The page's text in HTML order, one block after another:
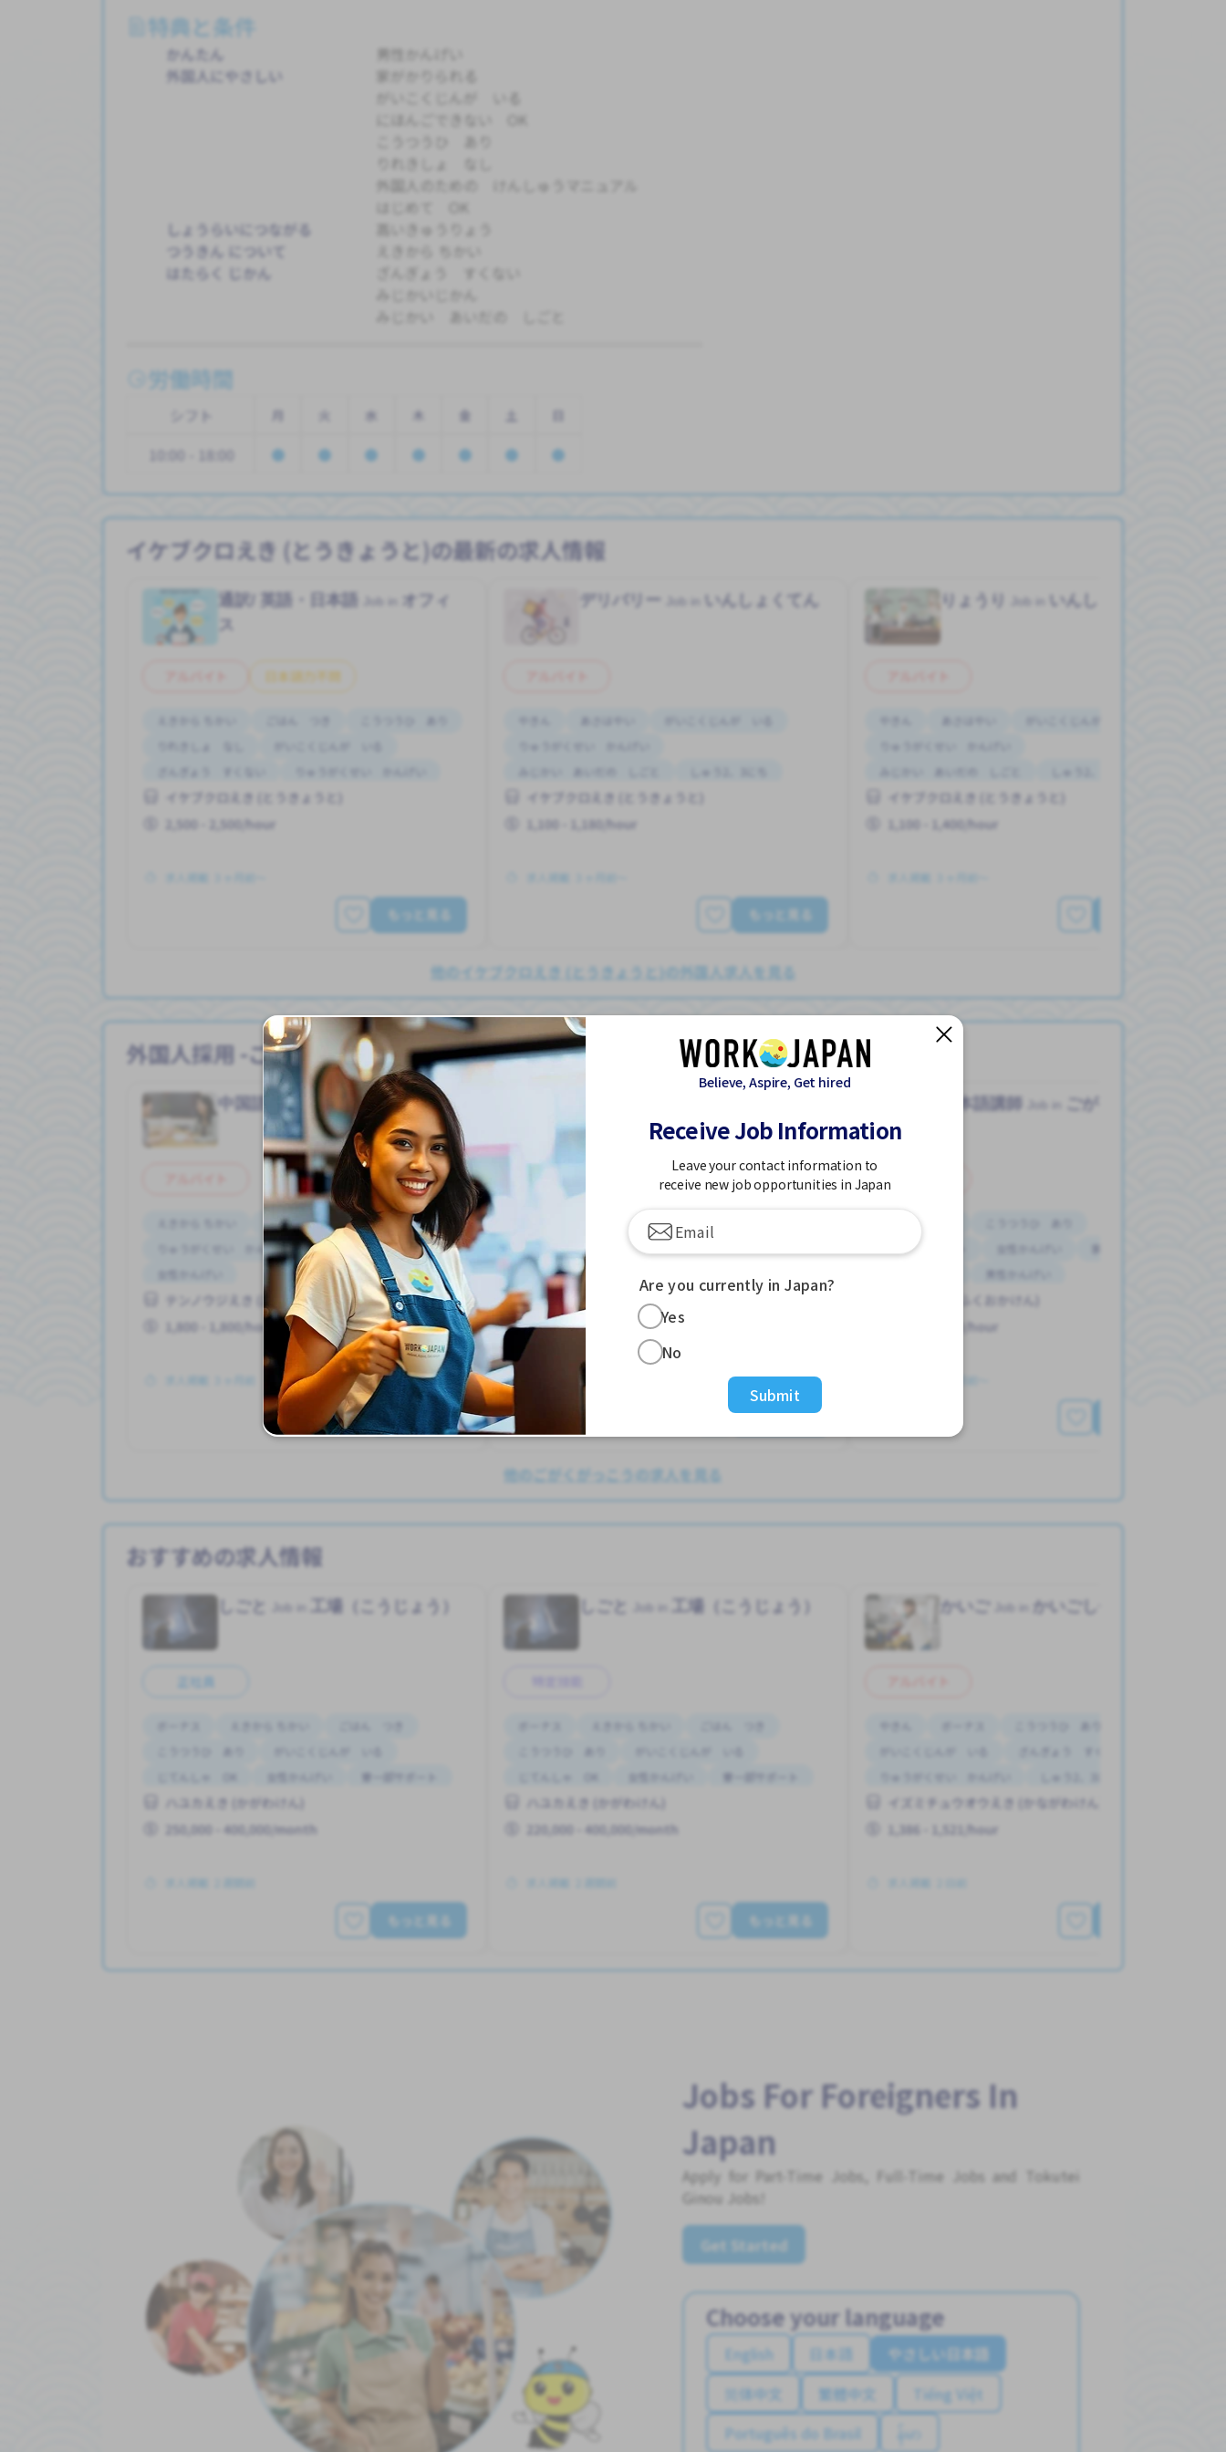
特典と条件
かんたん
男性かんげい
外国人にやさしい
家がかりられる
にほんごできない OK
こうつうひ あり
りれきしょ なし
外国人のための けんしゅうマニュアル
はじめて OK
しょうらいにつながる
高いきゅうりょう
つうきん について
はたらく じかん
ざんぎょう すくない
みじかい あいだの しごと
労働時間
シフト 水 木 金 土
10:00 - 18:00
イケブクロえき (とうきょうと)の最新の求人情報
通訳/ 英語・日本語
オフィ
ス
日本語力不問
こうつうひ あり
りゅうがくせい かんげい
みじかい あいだの しごと
イケブクロえき (とうきょうと)
2,500 - 2,500/hour
求人掲載 ３ヶ月前〜
もっと見る
デリバリー いんしょくてん
あさはやい
りゅうがくせい かんげい
みじかい あいだの しごと
しゅう2、3にち
はじめて OK
イケブクロえき (とうきょうと)
1,100 - 1,180/hour
求人掲載 ３ヶ月前〜
もっと見る
りょうり いんしょくてん
あさはやい
りゅうがくせい かんげい
みじかい あいだの しごと
しゅう2、3にち
はじめて OK
イケブクロえき (とうきょうと)
1,100 - 1,400/hour
求人掲載 ３ヶ月前〜
他のイケブクロえき (とうきょうと)の外国人求人を見る
外国人採用 -ごがくがっこうの求人
中国語講師 Job in ごがくがっこう
しゃいんに なれる
りゅうがくせい かんげい
はじめて OK
テンノウジえき (おおさかふ)
1,800 - 1,800/hour
求人掲載 ３ヶ月前
もっと見る
アルバイト
がいこくじんが いる
しゅう2、3にち
女性かんげい
男性かんげい
ハカタえき (ふくおかけん)
1,600 - 1,600/hour
求人掲載 ３ヶ月前〜
もっと見る
日本語講師 ごがくがっこう
アルバイト
みじかいじかん
こうつうひ あり
ひっこしサポート
家がかりられる
男性かんげい
ハカタえき (ふくおかけん)
1,600 - 1,600/hour
他のごがくがっこうの求人を見る
おすすめの求人情報
しごと 工場（こうじょう）
正社員
こうつうひ あり
じてんしゃ OK
寮一部サポート
ハユカえき (かがわけん)
250,000 - 400,000/month
求人掲載 ２週間前
もっと見る
しごと 工場（こうじょう）
こうつうひ あり
じてんしゃ OK
寮一部サポート
ハユカえき (かがわけん)
220,000 - 400,000/month
求人掲載 ２週間前
もっと見る
かいご かいごしせつ
こうつうひ あり
りゅうがくせい かんげい
しゅう2、3にち
はじめて OK
じてんしゃ OK
イズミチュウオウえき (かながわけん)
1,386 - 1,521/hour
求人掲載 ２日前
Jobs For Foreigners In
Japan
Apply for Part-Time Jobs, Full-Time Jobs and Tokutei
Ginou Jobs!
Get Started
Choose your language
English 日本語
やさしい日本語
简体中文
繁體中文
Tiếng Việt
Português do Brasil
န်မာ
Believe, Aspire, Get hired
Receive Job Information
Leave your contact information to
receive new job opportunities in Japan
Are you currently in Japan?
Yes
No
Submit